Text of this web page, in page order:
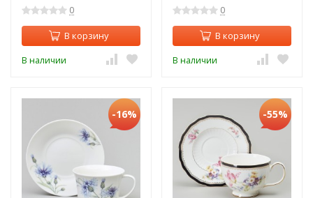
0
В корзину
В наличии
0
В корзину
В наличии
-16% -55%